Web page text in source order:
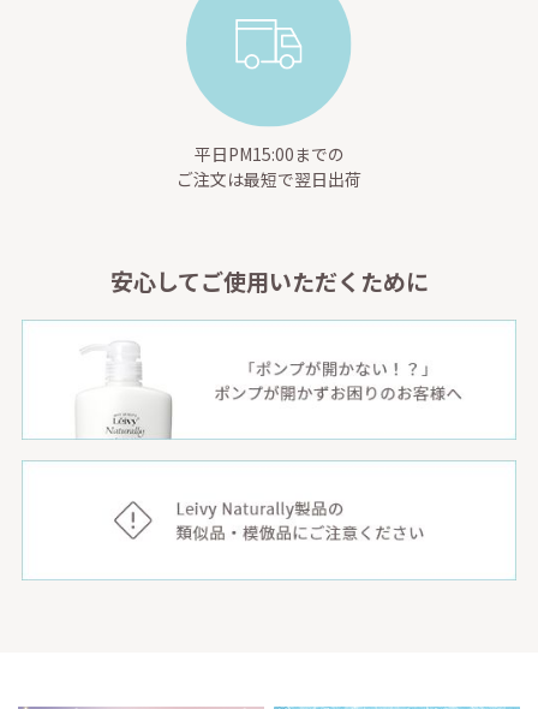
平日PM15:00までの
ご注文は最短で翌日出荷
安心してご使用いただくために